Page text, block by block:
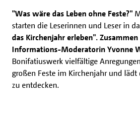
"Was wäre das Leben ohne Feste?"
starten die Leserinnen und Leser in
das Kirchenjahr erleben".
Informations-Moderatorin Yvonne
Bonifatiuswerk vielfältige
großen Feste im Kirchenjahr und lädt
zu entdecken.